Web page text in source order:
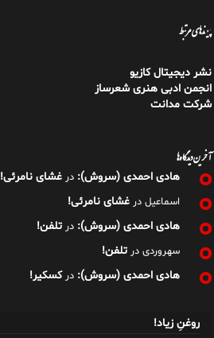
پیوندهای مرتبط
نشر دیجیتال کازیو
انجمن ادبی هنری شعرساز
شرکت مدانت
آخرین دیدگاه‌ها
هادی احمدی (سروش): در غشای نامرئی!
اسماعیل در غشای نامرئی!
هادی احمدی (سروش): در تلفن!
سهروردی در تلفن!
هادی احمدی (سروش): درکسکیر!
روغنِ زیاد!